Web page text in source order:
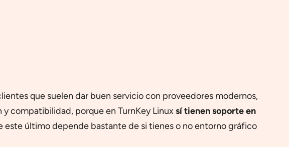
que suelen dar buen servicio con proveedores modernos,
compatibilidad, porque en TurnKey Linux sí tienen soporte en
este último depende bastante de si tienes o no entorno gráfico